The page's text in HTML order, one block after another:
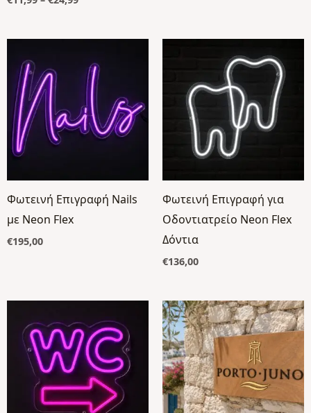
Φωτεινή Επιγραφή Nails
με Neon Flex
€195,00
Φωτεινή Επιγραφή για
Οδοντιατρείο Neon Flex
Δόντια
€136,00
Price
range:
€54,99
through
€99,99